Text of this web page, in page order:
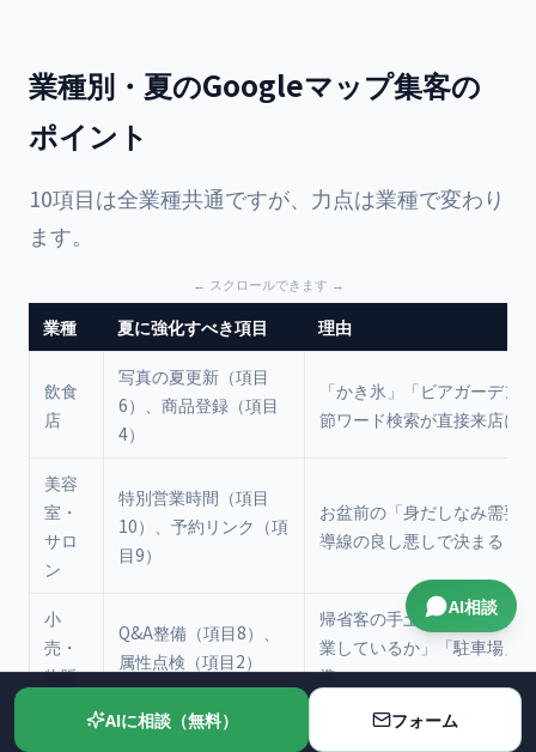
業種別・夏のGoogleマップ集客の
ポイント
10項目は全業種共通ですが、力点は業種で変わり
ます。
業種 夏に強化すべき項目 理由
飲食
店
写真の夏更新（項目
6）、商品登録（項目
4）
「かき氷」「ビアガーデン
節ワード検索が直接来店に
美容
室・
サロ
ン
特別営業時間（項目
10）、予約リンク（項
目9）
お盆前の「身だしなみ需要
導線の良し悪しで決まる
小
売・
物販
Q&A整備（項目8）、
属性点検（項目2）
帰省客の手土産・ギフト需
業しているか」「駐車場」
準
AIに相談（無料） フォーム
AI相談